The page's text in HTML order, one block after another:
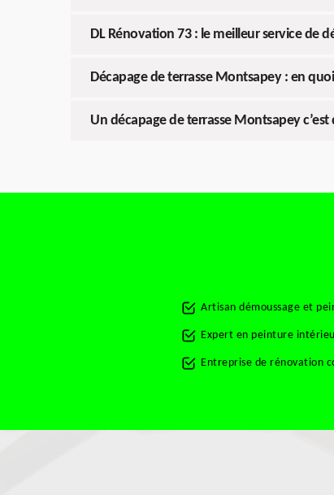
DL Rénovation 73 : le meilleur service de
Décapage de terrasse Montsapey : en
Un décapage de terrasse Montsapey
Artisan démoussage et
Expert en peinture
Entreprise de rénovation